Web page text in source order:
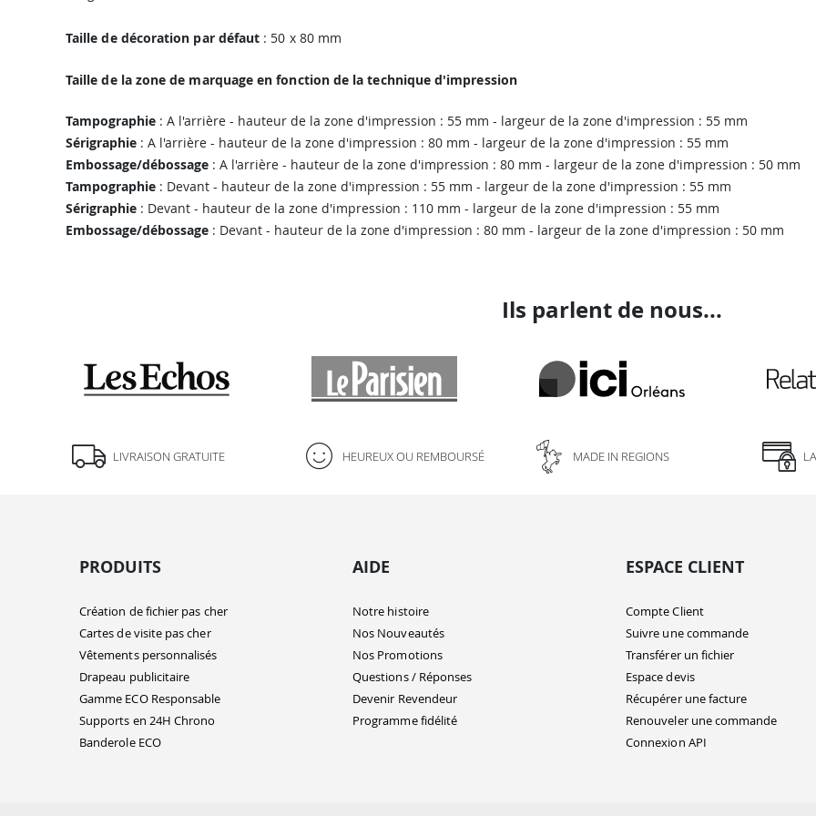
Continuer sans accepter
Salut c'est nous...
votre visite...
déposés par Fulfiller et ses partenaires. Pas d'inquiétude, vous
pourrez changer d'avis à tout moment en paramétrant vos
cookies.
Pour modifier vos préférences par la suite, cliquez sur le lien
'Modifier mes préférences cookies' situé dans le pied de page.
Taille de décoration par défaut : 50 x 80 mm
Taille de la zone de marquage en fonction de la technique d'impression
Tampographie : A l'arrière - hauteur de la zone d'impression : 55 mm - largeur de la zone d'impression : 55 mm
Sérigraphie : A l'arrière - hauteur de la zone d'impression : 80 mm - largeur de la zone d'impression : 55 mm
Embossage/débossage : A l'arrière - hauteur de la zone d'impression : 80 mm - largeur de la zone d'impression : 50 mm
Tampographie : Devant - hauteur de la zone d'impression : 55 mm - largeur de la zone d'impression : 55 mm
Sérigraphie : Devant - hauteur de la zone d'impression : 110 mm - largeur de la zone d'impression : 55 mm
Embossage/débossage : Devant - hauteur de la zone d'impression : 80 mm - largeur de la zone d'impression : 50 mm
Ils parlent de nous...
LIVRAISON GRATUITE HEUREUX OU REMBOURSÉ MADE IN REGIONS
PRODUITS
Création de fichier pas cher
Cartes de visite pas cher
Vêtements personnalisés
Drapeau publicitaire
Gamme ECO Responsable
Supports en 24H Chrono
Banderole ECO
AIDE
Notre histoire
Nos Nouveautés
Nos Promotions
Questions / Réponses
Devenir Revendeur
Programme fidélité
ESPACE CLIENT
Compte Client
Suivre une commande
Transférer un fichier
Espace devis
Récupérer une facture
Renouveler une commande
Connexion API